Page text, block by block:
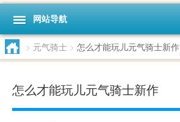
网站导航
> 元气骑士 > 怎么才能玩儿元气骑士新作
怎么才能玩儿元气骑士新作